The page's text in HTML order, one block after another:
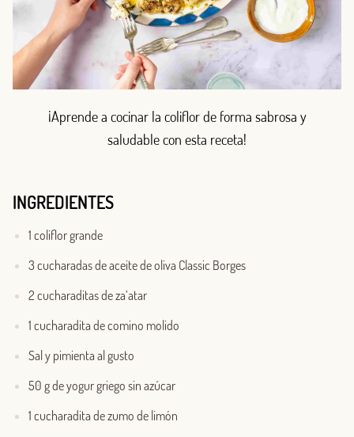
¡Aprende a cocinar la coliflor de forma sabrosa y
saludable con esta receta!
INGREDIENTES
1 coliflor grande
3 cucharadas de aceite de oliva Classic Borges
2 cucharaditas de za’atar
1 cucharadita de comino molido
Sal y pimienta al gusto
50 g de yogur griego sin azúcar
1 cucharadita de zumo de limón